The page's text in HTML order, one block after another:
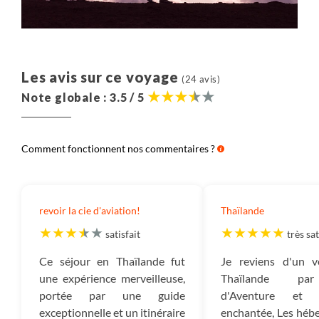
Les avis sur ce voyage (24 avis)
Note globale : 3.5 / 5
Comment fonctionnent nos commentaires ?
revoir la cie d'aviation!
satisfait
Ce séjour en Thaïlande fut
une expérience merveilleuse,
portée par une guide
exceptionnelle et un itinéraire
Thaïlande
très
Je reviens d'un
Thaïlande
d'Aventure
enchantée, Les